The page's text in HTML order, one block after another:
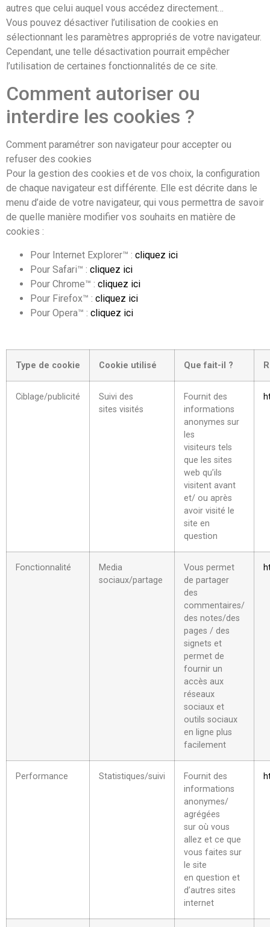
autres que celui auquel vous accédez directement…
Vous pouvez désactiver l’utilisation de cookies en
sélectionnant les paramètres appropriés de votre navigateur.
Cependant, une telle désactivation pourrait empêcher
l’utilisation de certaines fonctionnalités de ce site.
Comment autoriser ou
interdire les cookies ?
Comment paramétrer son navigateur pour accepter ou
refuser des cookies
Pour la gestion des cookies et de vos choix, la configuration
de chaque navigateur est différente. Elle est décrite dans le
menu d’aide de votre navigateur, qui vous permettra de savoir
de quelle manière modifier vos souhaits en matière de
cookies :
Pour Internet Explorer™ : cliquez ici
Pour Safari™ : cliquez ici
Pour Chrome™ : cliquez ici
Pour Firefox™ : cliquez ici
Pour Opera™ : cliquez ici
Type de cookie Cookie utilisé Que fait-il ?
Ciblage/publicité
Suivi des
sites visités
Fournit des
informations
anonymes sur
les
visiteurs tels
que les sites
web qu’ils
visitent avant
et/ ou après
avoir visité le
site en
question
Fonctionnalité
Media
sociaux/partage
Vous permet
de partager
des
commentaires/
des notes/des
pages / des
signets et
permet de
fournir un
accès aux
réseaux
sociaux et
outils sociaux
en ligne plus
facilement
Performance Statistiques/suivi
Fournit des
informations
anonymes/
agrégées
sur où vous
allez et ce que
vous faites sur
le site
en question et
d’autres sites
internet